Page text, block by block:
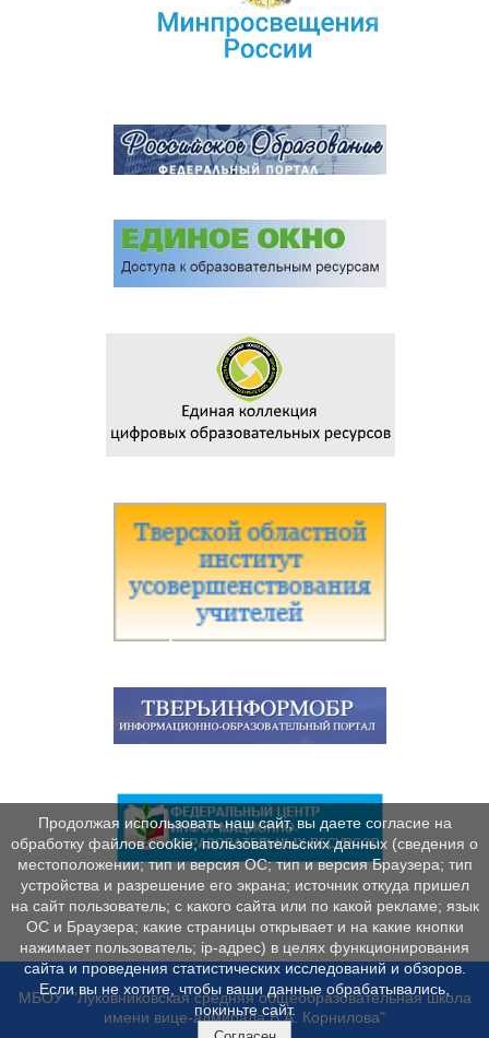
МБОУ "Луковниковская средняя общеобразовательная школа
имени вице-адмирала В.А. Корнилова"
Продолжая использовать наш сайт, вы даете согласие на
обработку файлов cookie, пользовательских данных (сведения о
местоположении; тип и версия ОС; тип и версия Браузера; тип
устройства и разрешение его экрана; источник откуда пришел
на сайт пользователь; с какого сайта или по какой рекламе; язык
ОС и Браузера; какие страницы открывает и на какие кнопки
нажимает пользователь; ip-адрес) в целях функционирования
сайта и проведения статистических исследований и обзоров.
Если вы не хотите, чтобы ваши данные обрабатывались,
покиньте сайт.